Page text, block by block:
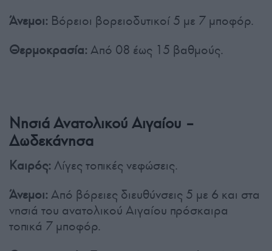
Άνεμοι: Βόρειοι βορειοδυτικοί 5 με 7 μποφόρ.
Θερμοκρασία: Από 08 έως 15 βαθμούς.
Νησιά Ανατολικού Αιγαίου –
Δωδεκάνησα
Καιρός: Λίγες τοπικές νεφώσεις.
Άνεμοι: Από βόρειες διευθύνσεις 5 με 6 και στα
νησιά του ανατολικού Αιγαίου πρόσκαιρα
τοπικά 7 μποφόρ.